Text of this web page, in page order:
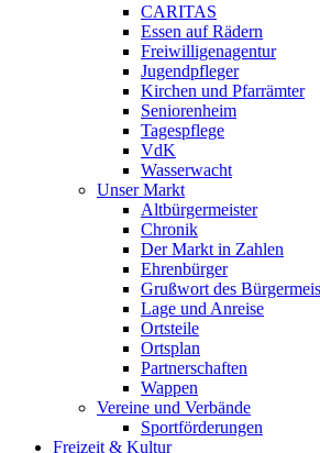
CARITAS
Essen auf Rädern
Freiwilligenagentur
Jugendpfleger
Kirchen und Pfarrämter
Seniorenheim
Tagespflege
VdK
Wasserwacht
Unser Markt
Altbürgermeister
Chronik
Der Markt in Zahlen
Ehrenbürger
Grußwort des
Lage und Anreise
Ortsteile
Ortsplan
Partnerschaften
Wappen
Vereine und Verbände
Sportförderungen
Freizeit & Kultur